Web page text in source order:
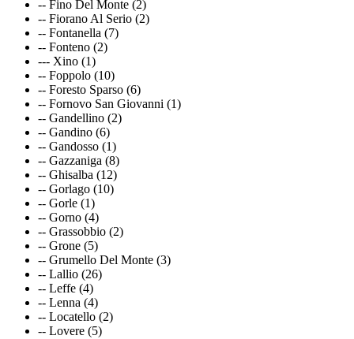
-- Fino Del Monte (2)
-- Fiorano Al Serio (2)
-- Fontanella (7)
-- Fonteno (2)
--- Xino (1)
-- Foppolo (10)
-- Foresto Sparso (6)
-- Fornovo San Giovanni (1)
-- Gandellino (2)
-- Gandino (6)
-- Gandosso (1)
-- Gazzaniga (8)
-- Ghisalba (12)
-- Gorlago (10)
-- Gorle (1)
-- Gorno (4)
-- Grassobbio (2)
-- Grone (5)
-- Grumello Del Monte (3)
-- Lallio (26)
-- Leffe (4)
-- Lenna (4)
-- Locatello (2)
-- Lovere (5)